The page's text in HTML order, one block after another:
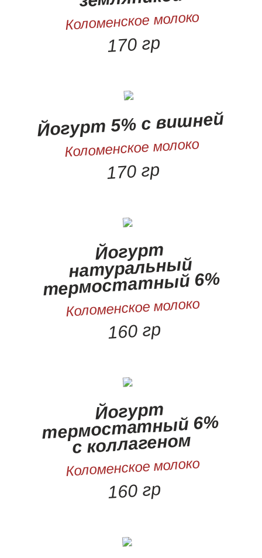
Коломенское молоко
170 гр
Йогурт 5% с вишней
Коломенское молоко
170 гр
Йогурт
натуральный
термостатный 6%
Коломенское молоко
160 гр
Йогурт
термостатный 6%
с коллагеном
Коломенское молоко
160 гр